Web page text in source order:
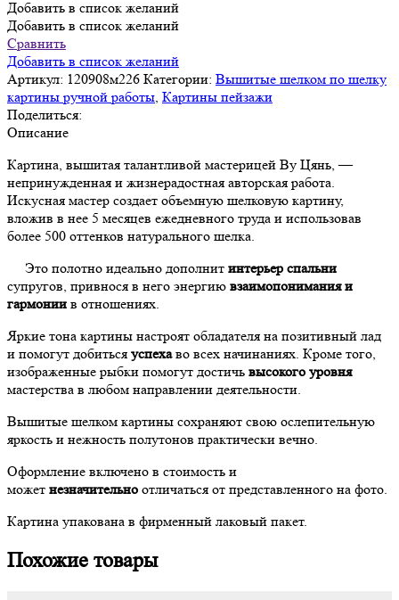
Картина
Золотые
карпы,
вышивка
шелком
ручная,
/
см
/
в
багете
Добавить в список желаний
Добавить в список желаний
Сравнить
Добавить в список желаний
Артикул: 120908м226 Категории: Вышитые шелком по шелку
картины ручной работы, Картины пейзажи
Поделиться:
Описание
Картина, вышитая талантливой мастерицей Ву Цянь, —
непринужденная и жизнерадостная авторская работа.
Искусная мастер создает объемную шелковую картину,
вложив в нее 5 месяцев ежедневного труда и использовав
более 500 оттенков натурального шелка.
Это полотно идеально дополнит интерьер спальни
супругов, привнося в него энергию взаимопонимания и
гармонии в отношениях.
Яркие тона картины настроят обладателя на позитивный лад
и помогут добиться успехаво всех начинаниях. Кроме того,
изображенные рыбки помогут достичь высокого уровня
мастерства в любом направлении деятельности.
Вышитые шелком картины сохраняют свою ослепительную
яркость и нежность полутонов практически вечно.
Оформление включено в стоимость и
может незначительно отличаться от представленного на фото.
Картина упакована в фирменный лаковый пакет.
Похожие товары